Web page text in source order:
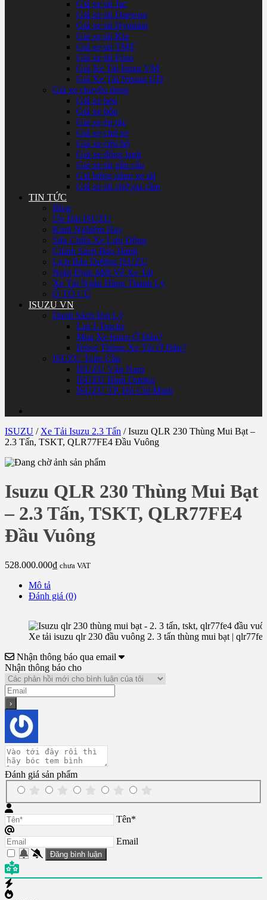
Giá xe tải Jac
Giá xe tải Daewoo
Giá xe tải Hyundai
Giá xe tải Kia
Giá xe tải TMT
Giá xe tải Fuso
Giá Xe Tải Isuzu VM
Giá Xe Tải Nissan UD
Giá xe chuyên dụng
Giá xe ben
Giá xe bồn
Giá xe ép rác
Giá xe chở xe
Giá xe cứu hộ
Giá xe đông lạnh
Giá xe tải gắn cẩu
Giá bửng nâng xe tải
Giá xe tải chở gia cầm
TIN TỨC
Blog
Ưu Đãi ISUZU
Kinh Nghiệm Hay
Sửa Chữa Xe Lưu Động
Chính Sách Bảo Hành
Lịch Bảo Dưỡng ISUZU
Nghị Định Mới Về Xe Tải
Xe Tải Ngân Hàng Thanh Lý
Ô TÔ CŨ
ISUZU VN
Danh Sách Đại Lý
List I-Trucks
Mua Xe Isuzu Ở Đâu?
Đóng Thùng Xe Tải Ở Đâu?
ISUZU Toàn Cầu
ISUZU Vân Nam
ISUZU Bình Dương
ISUZU TP. Hồ Chí Minh
ISUZU / Xe Tải Isuzu 2.3 Tấn /Isuzu QLR 230 Thùng Mui Bạt –
2.3 Tấn, TSKT, QLR77FE4 Đầu Vuông
Isuzu QLR 230 Thùng Mui Bạt
– 2.3 Tấn, TSKT, QLR77FE4
Đầu Vuông
528.000.000₫ chưa VAT
Mô tả
Đánh giá (0)
Xe tải isuzu qlr 230 đầu vuông 2. 3 tấn thùng mui bạt | qlr77fe4
Nhận thông báo qua email
Nhận thông báo cho
Đánh giá sản phẩm
Tên*
Email